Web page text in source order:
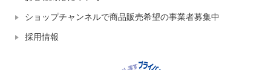
ショップチャンネルで商品販売希望の事業者募集中
採用情報